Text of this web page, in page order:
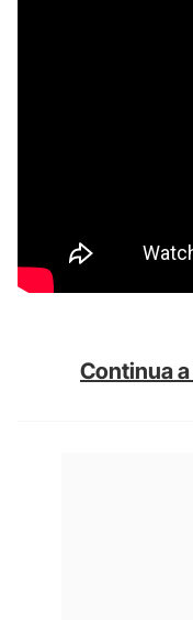
Continua